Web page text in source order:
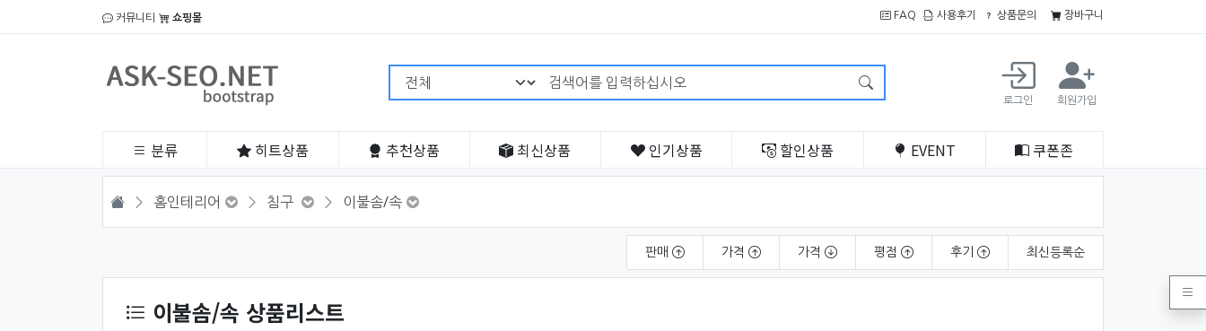
커뮤니티 쇼핑몰 FAQ 사용후기 상품문의 장바구니
검색어 필수
로그인 회원가입
분류 히트상품 추천상품 최신상품 인기상품 할인상품 EVENT 쿠폰존
HOME 홈인테리어 침구 이불솜/속
판매 가격 가격 평점 후기 최신등록순
이불솜/속 상품리스트